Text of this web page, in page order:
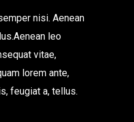
nisi. Aenean
leo
vitae,
lorem ante,
feugiat a, tellus.